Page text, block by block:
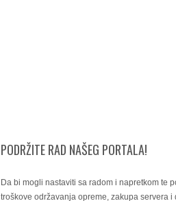
PODRŽITE RAD NAŠEG PORTALA!
Da bi mogli nastaviti sa radom i napretkom te
troškove održavanja opreme, zakupa servera i